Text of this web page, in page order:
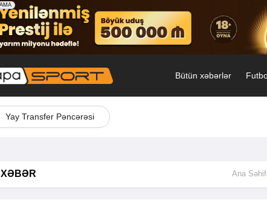
Bütün xəbərlər
Yay Transfer Pəncərəsi
XƏBƏR Ana